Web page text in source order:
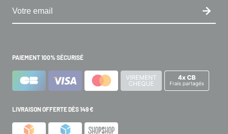
PAIEMENT 100% SÉCURISÉ
LIVRAISON OFFERTE DÈS 149 €